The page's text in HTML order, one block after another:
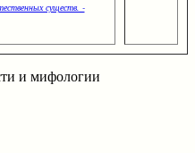
существ. -
и мифологии